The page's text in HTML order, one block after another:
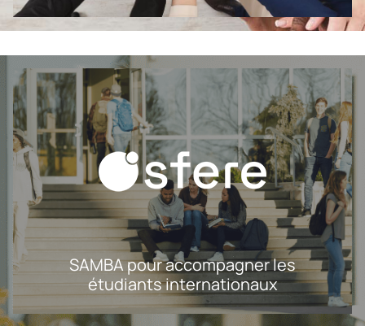
SAMBA pour accompagner les
étudiants internationaux